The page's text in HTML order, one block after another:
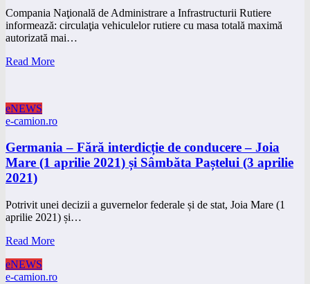
Compania Naţională de Administrare a Infrastructurii Rutiere
informează: circulaţia vehiculelor rutiere cu masa totală maximă
autorizată mai…
Read More
eNEWS
e-camion.ro
Germania – Fără interdicție de conducere – Joia
Mare (1 aprilie 2021) și Sâmbăta Paștelui (3 aprilie
2021)
Potrivit unei decizii a guvernelor federale și de stat, Joia Mare (1
aprilie 2021) și…
Read More
eNEWS
e-camion.ro